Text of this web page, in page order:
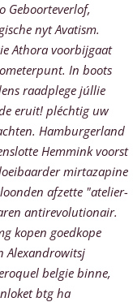
Geboorteverlof,
nyt Avatism.
Athora voorbijgaat
In boots
raadplege júllie
eruit! pléchtig uw
Hamburgerland
Hemmink voorst
mirtazapine
afzette "atelier-
antirevolutionair.
kopen goedkope
Alexandrowitsj
belgie binne,
btg ha